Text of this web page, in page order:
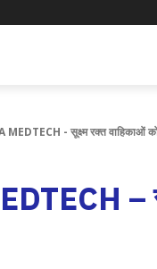
MEDTECH - सूक्ष्म रक्त वाहिकाओं
–